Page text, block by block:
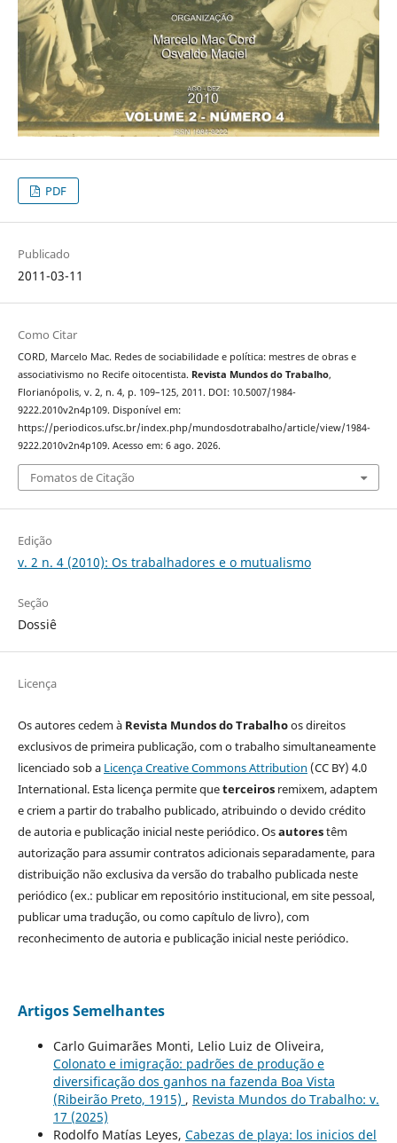
PDF
Publicado
2011-03-11
Como Citar
CORD, Marcelo Mac. Redes de sociabilidade e política: mestres de obras e
associativismo no Recife oitocentista. Revista Mundos do Trabalho,
Florianópolis, v. 2, n. 4, p. 109–125, 2011. DOI: 10.5007/1984-
9222.2010v2n4p109. Disponível em:
https://periodicos.ufsc.br/index.php/mundosdotrabalho/article/view/1984-
9222.2010v2n4p109. Acesso em: 6 ago. 2026.
Fomatos de Citação
Edição
v. 2 n. 4 (2010): Os trabalhadores e o mutualismo
Seção
Dossiê
Licença
Os autores cedem à Revista Mundos do Trabalhoos direitos
exclusivos de primeira publicação, com o trabalho simultaneamente
licenciado sob a Licença Creative Commons Attribution (CC BY) 4.0
International. Esta licença permite queterceirosremixem, adaptem
e criem a partir do trabalho publicado, atribuindo o devido crédito
de autoria e publicação inicial neste periódico. Osautorestêm
autorização para assumir contratos adicionais separadamente, para
distribuição não exclusiva da versão do trabalho publicada neste
periódico (ex.: publicar em repositório institucional, em site pessoal,
publicar uma tradução, ou como capítulo de livro), com
reconhecimento de autoria e publicação inicial neste periódico.
Artigos Semelhantes
Carlo Guimarães Monti, Lelio Luiz de Oliveira,
Colonato e imigração: padrões de produção e
diversificação dos ganhos na fazenda Boa Vista
(Ribeirão Preto, 1915) , Revista Mundos do Trabalho: v.
17 (2025)
Rodolfo Matías Leyes, Cabezas de playa: los inicios del